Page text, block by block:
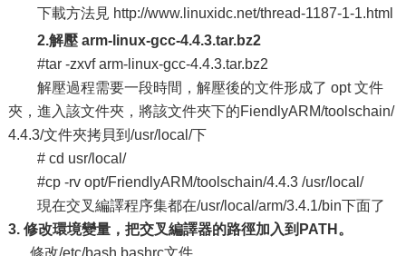
下載方法見 http://www.linuxidc.net/thread-1187-1-1.html
2.解壓 arm-linux-gcc-4.4.3.tar.bz2
#tar -zxvf arm-linux-gcc-4.4.3.tar.bz2
解壓過程需要一段時間，解壓後的文件形成了 opt 文件
夾，進入該文件夾，將該文件夾下的FiendlyARM/toolschain/
4.4.3/文件夾拷貝到/usr/local/下
# cd usr/local/
#cp -rv opt/FriendlyARM/toolschain/4.4.3 /usr/local/
現在交叉編譯程序集都在/usr/local/arm/3.4.1/bin下面了
3. 修改環境變量，把交叉編譯器的路徑加入到 PATH 。
修改/etc/bash.bashrc文件